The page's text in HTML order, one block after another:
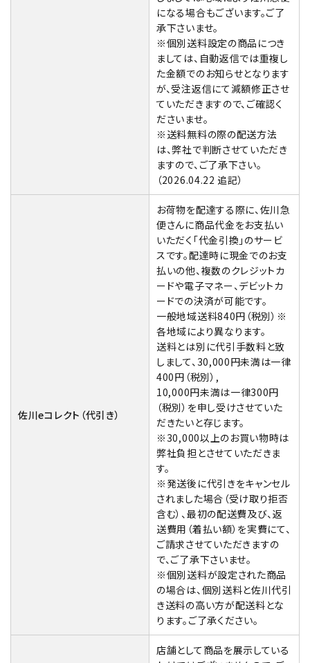
になる場合もございます。ご了
承下さいませ。
※個別送料設定の商品につき
ましては、自動返信では重複し
た金額でのお知らせとなります
が、受注返信にて減額修正させ
ていただきますので、ご確認く
ださいませ。
※送料無料の際の配送方法
は、弊社で判断させていただき
ますので、ご了承下さい。
（2026.04.22 追記）
佐川eコレクト（代引き）
お荷物を配達する際に、佐川急
便さんに商品代金をお支払い
いただく「代金引換」のサービ
スです。配達時に現金でのお支
払いの他、複数のクレジットカ
ードや電子マネー、デビットカ
ードでの決済が可能です。
一般地域送料840円（税別）※
各地域により異なります。
送料とは別に代引手数料と致
しまして、30,000円未満は一律
400円（税別）,
10,000円未満は一律300円
（税別）を申し受けさせていた
だきたいと存じます。
※30,000以上のお買い物時は
弊社負担とさせていただきま
す。
※発送後に代引きをキャンセル
されました場合（受け取り拒否
含む）、最初の配送費及び、返
送費用（着払い額）を実費にて、
ご請求させていただきますの
で、ご了承下さいませ。
※個別送料が設定された商品
の場合は、個別送料と佐川代引
き送料の高い方が配送料とな
ります。ご了承ください。
店舗として商品を展示している